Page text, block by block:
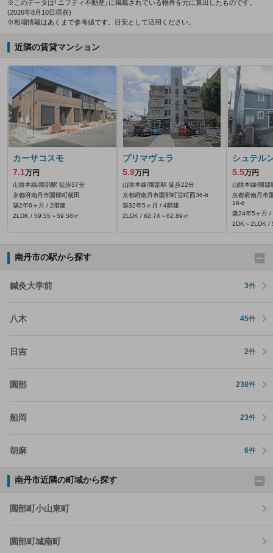
※このデータは「ニフティ不動産」に掲載されている物件を元に算出したものです。
(2026年8月10日現在)
※相場情報はあくまで参考値です。目安として活用ください。
近隣の賃貸マンション
カーサコスモ
7.1万円
山陰本線/園部駅 徒歩37分
京都府南丹市園部町横田
築2年6ヶ月 / 2階建
2LDK / 59.55～59.58㎡
プリマヴェラ
5.9万円
山陰本線/園部駅 徒歩22分
京都府南丹市園部町宮町西36‐6
築32年5ヶ月 / 4階建
2LDK / 62.74～62.89㎡
シュテル
5.5万円
山陰本線/園部
京都府南丹市
16‐6
築24年5ヶ月 /
2DK～2LDK /
南丹市の駅から探す
鍼灸大学前 3件
八木 45件
日吉 2件
園部 238件
船岡 23件
胡麻 6件
南丹市近隣の町域から探す
園部町小山東町
園部町城南町